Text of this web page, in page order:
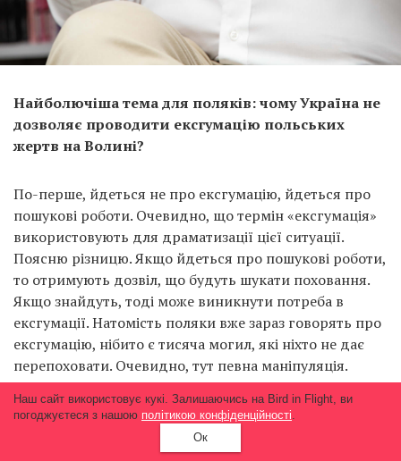
Найболючіша тема для поляків: чому Україна не
дозволяє проводити ексгумацію польських
жертв на Волині?
По-перше, йдеться не про ексгумацію, йдеться про
пошукові роботи. Очевидно, що термін «ексгумація»
використовують для драматизації цієї ситуації.
Поясню різницю. Якщо йдеться про пошукові роботи,
то отримують дозвіл, що будуть шукати поховання.
Якщо знайдуть, тоді може виникнути потреба в
ексгумації. Натомість поляки вже зараз говорять про
ексгумацію, нібито є тисяча могил, які ніхто не дає
перепоховати. Очевидно, тут певна маніпуляція.
Поляки говорять про ексгумацію,
нібито є тисяча могил, які ніхто не дає
Наш сайт використовує кукі. Залишаючись на Bird in Flight, ви
погоджуєтеся з нашою політикою конфіденційності.
Ок